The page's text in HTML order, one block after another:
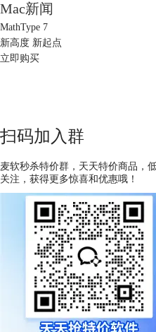
Mac新闻
MathType 7
新高度 新起点
立即购买
扫码加入群
麦软秒杀特价群，天天特价商品，
关注，获得更多惊喜和优惠哦！